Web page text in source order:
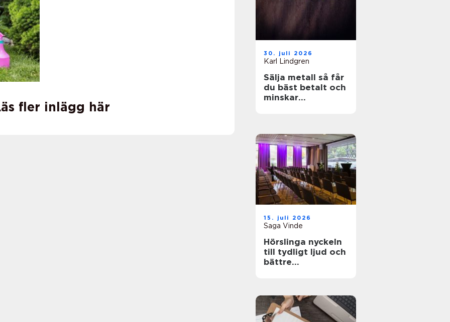
fler inlägg här
30. juli 2026
Karl Lindgren
Sälja metall så får
du bäst betalt och
minskar
15. juli 2026
Saga Vinde
Hörslinga nyckeln
till tydligt ljud och
bättre